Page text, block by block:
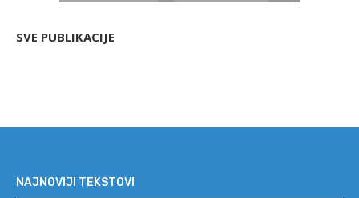
SVE PUBLIKACIJE
NAJNOVIJI TEKSTOVI